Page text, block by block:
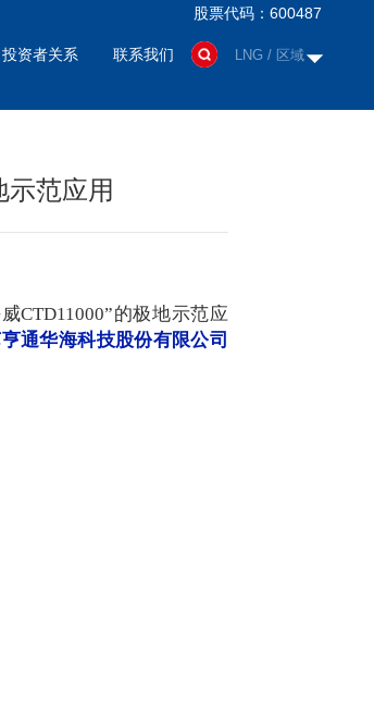
投资者关系 联系我们 LNG / 区域
股票代码：600487
示范应用
CTD11000”的极地示范应
通华海科技股份有限公司